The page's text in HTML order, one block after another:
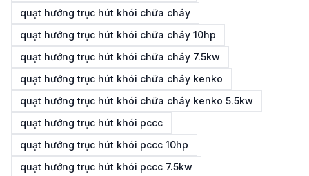
quạt hướng trục hút khói chữa cháy
quạt hướng trục hút khói chữa cháy 10hp
quạt hướng trục hút khói chữa cháy 7.5kw
quạt hướng trục hút khói chữa cháy kenko
quạt hướng trục hút khói chữa cháy kenko 5.5kw
quạt hướng trục hút khói pccc
quạt hướng trục hút khói pccc 10hp
quạt hướng trục hút khói pccc 7.5kw